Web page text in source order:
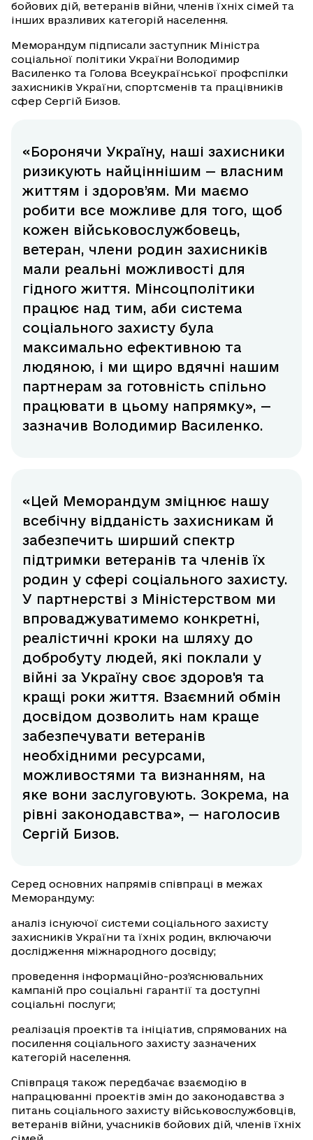
бойових дій, ветеранів війни, членів їхніх сімей та
інших вразливих категорій населення.
Меморандум підписали заступник Міністра
соціальної політики України Володимир
Василенко та Голова Всеукраїнської профспілки
захисників України, спортсменів та працівників
сфер Сергій Бизов.
«Боронячи Україну, наші захисники
ризикують найціннішим — власним
життям і здоров’ям. Ми маємо
робити все можливе для того, щоб
кожен військовослужбовець,
ветеран, члени родин захисників
мали реальні можливості для
гідного життя. Мінсоцполітики
працює над тим, аби система
соціального захисту була
максимально ефективною та
людяною, і ми щиро вдячні нашим
партнерам за готовність спільно
працювати в цьому напрямку», —
зазначив Володимир Василенко.
«Цей Меморандум зміцнює нашу
всебічну відданість захисникам й
забезпечить ширший спектр
підтримки ветеранів та членів їх
родин у сфері соціального захисту.
У партнерстві з Міністерством ми
впроваджуватимемо конкретні,
реалістичні кроки на шляху до
добробуту людей, які поклали у
війні за Україну своє здоров'я та
кращі роки життя. Взаємний обмін
досвідом дозволить нам краще
забезпечувати ветеранів
необхідними ресурсами,
можливостями та визнанням, на
яке вони заслуговують. Зокрема, на
рівні законодавства», — наголосив
Сергій Бизов.
Серед основних напрямів співпраці в межах
Меморандуму:
аналіз існуючої системи соціального захисту
захисників України та їхніх родин, включаючи
дослідження міжнародного досвіду;
проведення інформаційно-роз’яснювальних
кампаній про соціальні гарантії та доступні
соціальні послуги;
реалізація проектів та ініціатив, спрямованих на
посилення соціального захисту зазначених
категорій населення.
Співпраця також передбачає взаємодію в
напрацюванні проектів змін до законодавства з
питань соціального захисту військовослужбовців,
ветеранів війни, учасників бойових дій, членів їхніх